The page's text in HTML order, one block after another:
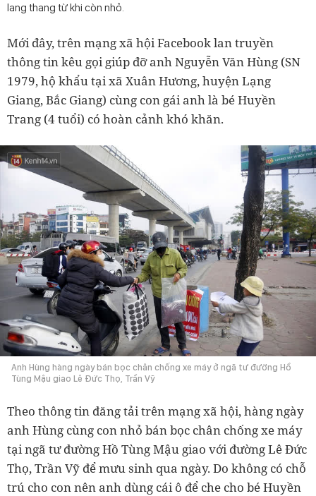
lang thang từ khi còn nhỏ.
Mới đây, trên mạng xã hội Facebook lan truyền
thông tin kêu gọi giúp đỡ anh Nguyễn Văn Hùng (SN
1979, hộ khẩu tại xã Xuân Hương, huyện Lạng
Giang, Bắc Giang) cùng con gái anh là bé Huyền
Trang (4 tuổi) có hoàn cảnh khó khăn.
Anh Hùng hàng ngày bán bọc chân chống xe máy ở ngã tư đường Hồ
Tùng Mậu giao Lê Đức Thọ, Trần Vỹ
Theo thông tin đăng tải trên mạng xã hội, hàng ngày
anh Hùng cùng con nhỏ bán bọc chân chống xe máy
tại ngã tư đường Hồ Tùng Mậu giao với đường Lê Đức
Thọ, Trần Vỹ để mưu sinh qua ngày. Do không có chỗ
trú cho con nên anh dùng cái ô để che cho bé Huyền